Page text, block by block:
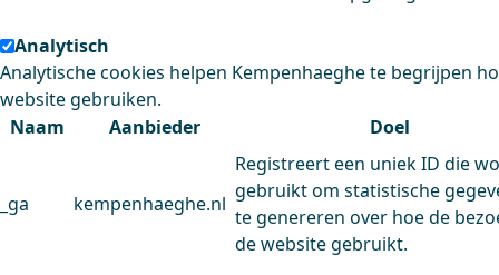
Analytisch
Analytische cookies helpen Kempenhaeghe te begrijpen
website gebruiken.
Naam
Aanbieder Doel
_ga kempenhaeghe.nl
Registreert een uniek ID die
gebruikt om statistische
te genereren over hoe de
de website gebruikt.